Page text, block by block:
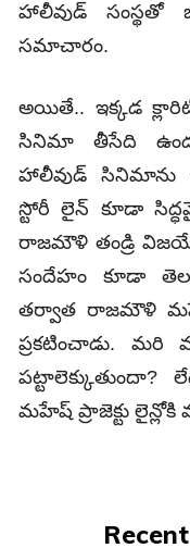
హాలీవుడ్ సంస్థతో
సమాచారం.
అయితే.. ఇక్కడ
సినిమా తీసేది
హాలీవుడ్ సినిమాను
స్టోరీ లైన్ కూడా
రాజమౌళి తండ్రి
సందేహం కూడా
తర్వాత రాజమౌళి
ప్రకటించాడు.
మహేష్ ప్రాజెక్టు